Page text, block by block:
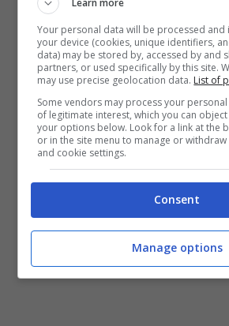
andato in scena proprio
Salernitana esfuggito alle
successo? Dopo il primo gol di
Candreva,tutti i giocatori
rientrati nella loro metà campo
ancora in atto i festeggiamenti
panchina di Sousa.
Learn more
Your personal data will be processed
your device (cookies, unique identifiers,
data) may be stored by, accessed by and
partners, or used specifically by this site.
may use precise geolocation data. List of
Some vendors may process your
of legitimate interest, which you can
your options below. Look for a link at the
or in the site menu to manage or
and cookie settings.
Consent
Manage options